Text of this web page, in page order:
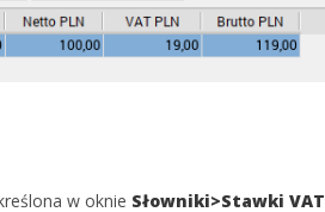
w oknie Słowniki>Stawki VAT